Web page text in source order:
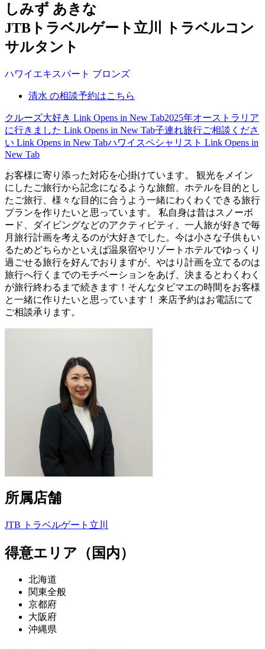
しみず あきな
JTBトラベルゲート立川 トラベルコン
サルタント
ハワイ エキスパート ブロンズ
清水 の相談予約はこちら
クルーズ大好き Link Opens in New Tab2025年オーストラリア
に行きました Link Opens in New Tab子連れ旅行ご相談くださ
い Link Opens in New Tabハワイスペシャリスト Link Opens in
New Tab
お客様に寄り添った対応を心掛けています。 観光をメイン
にしたご旅行から記念になるような旅館、ホテルを目的とし
たご旅行、様々な目的に合うよう一緒にわくわくできる旅行
プランを作りたいと思っています。 私自身は昔はスノーボ
ード、ダイビングなどのアクティビティ、一人旅が好きで毎
月旅行計画を考えるのが大好きでした。今は小さな子供もい
るためどちらかといえば温泉宿やリゾートホテルでゆっくり
過ごせる旅行を好んでおりますが、やはり計画を立てるのは
旅行へ行くまでのモチベーションをあげ、決まるとわくわく
が旅行終わるまで続きます！そんなタビマエの時間をお客様
と一緒に作りたいと思っています！ 来店予約はお電話にて
ご相談承ります。
所属店舗
JTB トラベルゲート立川
得意エリア（国内）
北海道
関東全般
京都府
大阪府
沖縄県